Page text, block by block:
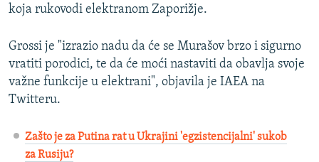
koja rukovodi elektranom Zaporižje.
Grossi je "izrazio nadu da će se Murašov brzo i sigurno
vratiti porodici, te da će moći nastaviti da obavlja svoje
važne funkcije u elektrani", objavila je IAEA na
Twitteru.
Zašto je za Putina rat u Ukrajini 'egzistencijalni' sukob
za Rusiju?